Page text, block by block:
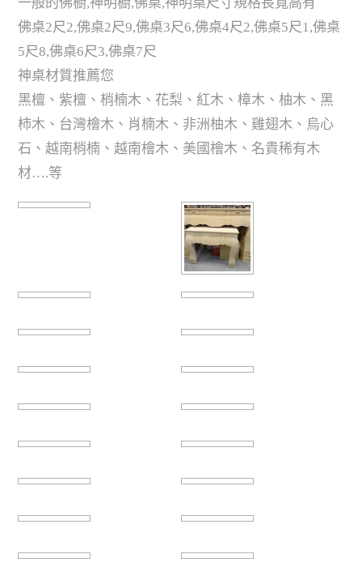
佛桌2尺2,佛桌2尺9,佛桌3尺6,佛桌4尺2,佛桌5尺1,佛桌
5尺8,佛桌6尺3,佛桌7尺
神桌材質推薦您
黑檀、紫檀、梢楠木、花梨、紅木、樟木、柚木、黑
柿木、台灣檜木、肖楠木、非洲柚木、雞翅木、烏心
石、越南梢楠、越南檜木、美國檜木、名貴稀有木
材….等